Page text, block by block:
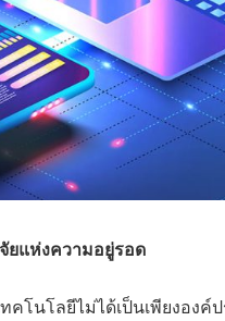
ยแห่งความอยู่รอด
คโนโลยีไม่ได้เป็นเพียงอง